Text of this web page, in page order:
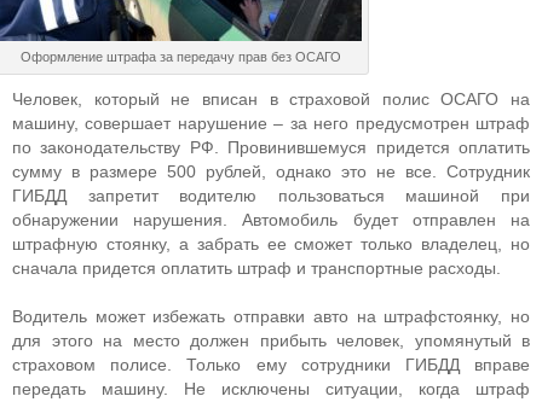
Оформление штрафа за передачу прав без ОСАГО
Человек, который не вписан в страховой полис ОСАГО на
машину, совершает нарушение – за него предусмотрен штраф
по законодательству РФ. Провинившемуся придется оплатить
сумму в размере 500 рублей, однако это не все. Сотрудник
ГИБДД запретит водителю пользоваться машиной при
обнаружении нарушения. Автомобиль будет отправлен на
штрафную стоянку, а забрать ее сможет только владелец, но
сначала придется оплатить штраф и транспортные расходы.
Водитель может избежать отправки авто на штрафстоянку, но
для этого на место должен прибыть человек, упомянутый в
страховом полисе. Только ему сотрудники ГИБДД вправе
передать машину. Не исключены ситуации, когда штраф